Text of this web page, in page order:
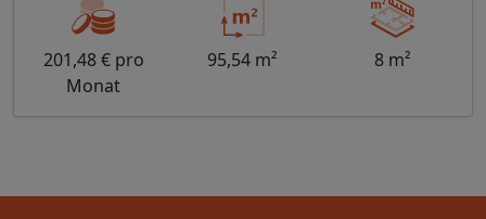
201,48 € pro
Monat
95,54 m² 8 m²